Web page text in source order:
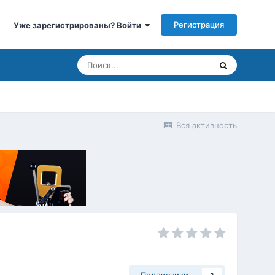
Уже зарегистрированы? Войти Регистрация
Вся активность